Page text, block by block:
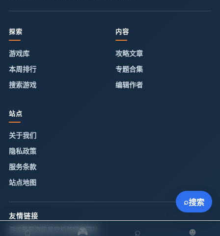
探索
游戏库
本周排行
搜索游戏
内容
攻略文章
专题合集
编辑作者
站点
关于我们
隐私政策
服务条款
站点地图
友情链接
游戏葡萄 机核网游研社
⌂ 🎮 ⌕ ☻
⌕搜索